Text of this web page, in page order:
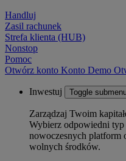
Handluj
Zasil rachunek
Strefa klienta (HUB)
Nonstop
Pomoc
Otwórz konto Konto Demo
Inwestuj Toggle
Zarządzaj Twoim
Wybierz odpowiedni
nowoczesnych platform
wolnych środków.